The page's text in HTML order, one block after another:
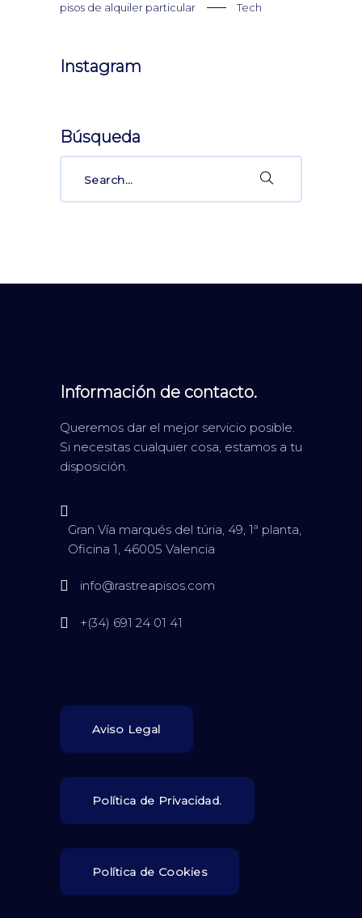
pisos de alquiler particular
Tech
Instagram
Búsqueda
Información de contacto.
Queremos dar el mejor servicio posible.
Si necesitas cualquier cosa, estamos a tu
disposición.
Gran Vía marqués del túria, 49, 1ª planta,
Oficina 1, 46005 Valencia
info@rastreapisos.com
+(34) 691 24 01 41
Aviso Legal
Política de Privacidad.
Política de Cookies